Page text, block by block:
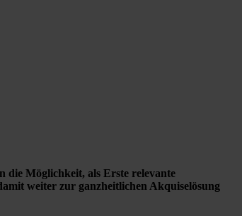
die Möglichkeit, als Erste relevante
weiter zur ganzheitlichen Akquiselösung